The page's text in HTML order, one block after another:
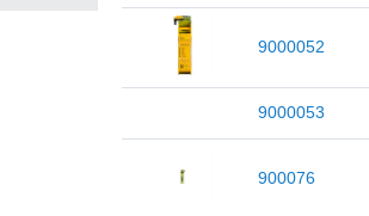
9000052
9000053
900076